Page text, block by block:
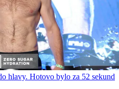
hlavy. Hotovo bylo za 52 sekund